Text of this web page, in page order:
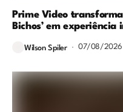
Prime Video
Bichos’ em
Wilson Spiler 07/08/2026